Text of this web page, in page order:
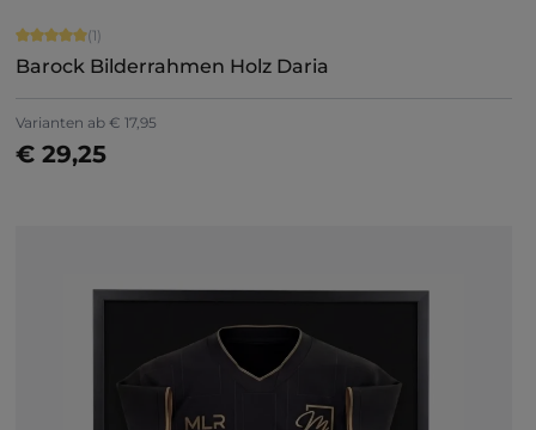
Durchschnittliche Bewertung von 5 von 5 Sternen
(1)
Barock Bilderrahmen Holz Daria
Varianten ab € 17,95
€ 29,25
Jetzt konfigurieren